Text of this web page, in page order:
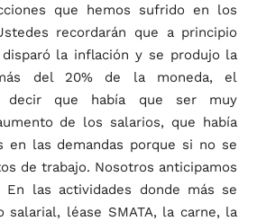
que hemos sufrido en los
recordarán que a principio
la inflación y se produjo la
del 20% de la moneda, el
decir que había que ser muy
de los salarios, que había
en las demandas porque si no se
de trabajo. Nosotros anticipamos
las actividades donde más se
salarial, léase SMATA, la carne, la